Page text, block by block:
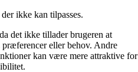
ikke kan tilpasses.
det ikke tillader brugeren at
præferencer eller behov. Andre
kan være mere attraktive for